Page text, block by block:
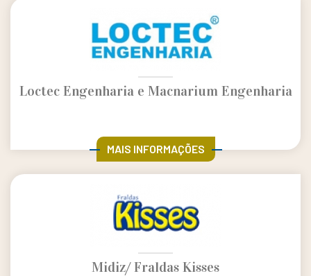
Loctec Engenharia e Macnarium Engenharia
MAIS INFORMAÇÕES
Midiz/ Fraldas Kisses